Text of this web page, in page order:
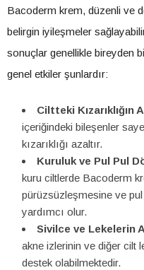
Bacoderm krem, düzenli ve
belirgin iyileşmeler
sonuçlar genellikle bireyden
genel etkiler şunlardır:
Ciltteki Kızarıklığın
içeriğindeki bileşenler
kızarıklığı azaltır.
Kuruluk ve Pul Pul
kuru ciltlerde Bacoderm
pürüzsüzleşmesine ve
yardımcı olur.
Sivilce ve Lekelerin
akne izlerinin ve diğer cilt
destek olabilmektedir.